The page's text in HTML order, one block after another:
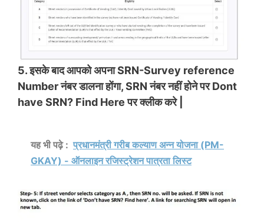
5. इसके बाद आपको अपना SRN-Survey reference
Number नंबर डालना होंगा, SRN नंबर नहीं होने पर Dont
have SRN? Find Here पर क्लीक करे |
यह भी पढ़े : प्रधानमंत्री गरीब कल्याण अन्न योजना (PM-
GKAY) - ऑनलाइन रजिस्ट्रेशन पात्रता लिस्ट